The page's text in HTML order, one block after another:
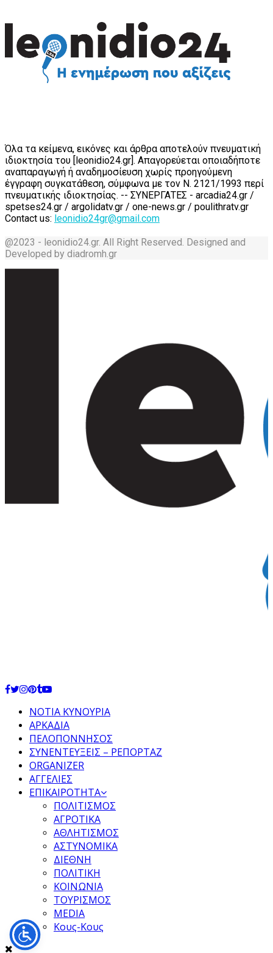
Όλα τα κείμενα, εικόνες και άρθρα αποτελούν πνευματική
ιδιοκτησία του [leonidio24.gr]. Απαγορεύεται οποιαδήποτε
αναπαραγωγή ή αναδημοσίευση χωρίς προηγούμενη
έγγραφη συγκατάθεση, σύμφωνα με τον Ν. 2121/1993 περί
πνευματικής ιδιοκτησίας. -- ΣΥΝΕΡΓΑΤΕΣ - arcadia24.gr /
spetses24.gr / argolidatv.gr / one-news.gr / poulithratv.gr
Contact us: leonidio24gr@gmail.com
@2023 - leonidio24.gr. All Right Reserved. Designed and
Developed by diadromh.gr
Facebook
Twitter
Instagram
Pinterest
Tumblr
Youtube
ΝΟΤΙΑ ΚΥΝΟΥΡΙΑ
ΑΡΚΑΔΙΑ
ΠΕΛΟΠΟΝΝΗΣΟΣ
ΣΥΝΕΝΤΕΥΞΕΙΣ – ΡΕΠΟΡΤΑΖ
ORGANIZER
ΑΓΓΕΛΙΕΣ
ΕΠΙΚΑΙΡΟΤΗΤΑ
ΠΟΛΙΤΙΣΜΟΣ
ΑΓΡΟΤΙΚΑ
ΑΘΛΗΤΙΣΜΟΣ
ΑΣΤΥΝΟΜΙΚΑ
ΔΙΕΘΝΗ
ΠΟΛΙΤΙΚΗ
ΚΟΙΝΩΝΙΑ
ΤΟΥΡΙΣΜΟΣ
MEDIA
Κους-Κους